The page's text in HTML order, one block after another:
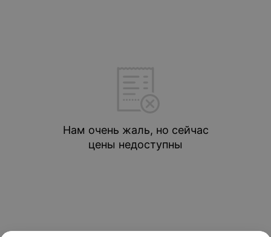
Нам очень жаль, но сейчас
цены недоступны